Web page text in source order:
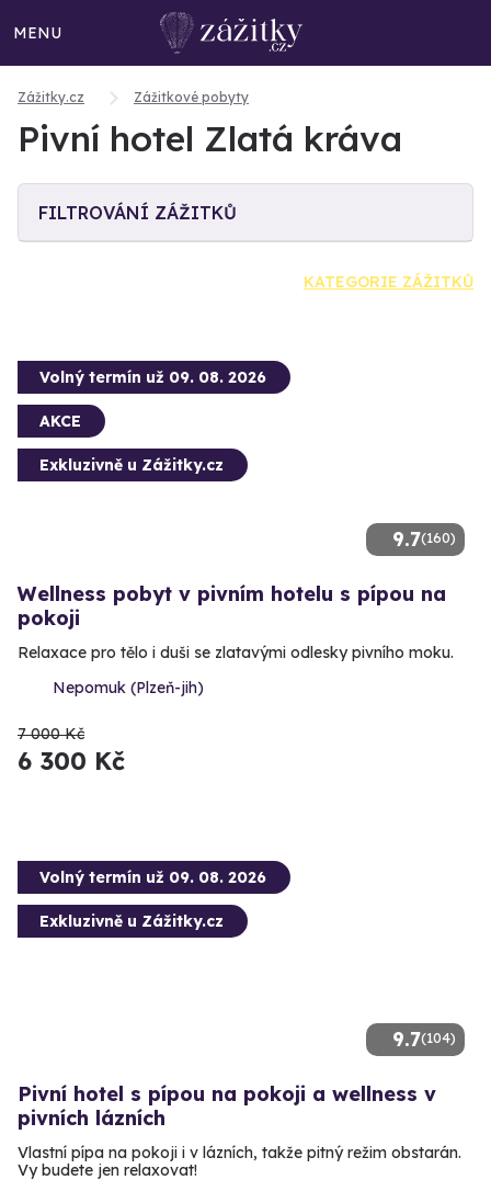
MENU
Zážitky.cz Zážitkové pobyty
Pivní hotel Zlatá kráva
FILTROVÁNÍ ZÁŽITKŮ
KATEGORIE ZÁŽITKŮ
9.7(160)
Volný termín už 09. 08. 2026
AKCE
Exkluzivně u Zážitky.cz
Wellness pobyt v pivním hotelu s pípou na
pokoji
Relaxace pro tělo i duši se zlatavými odlesky pivního moku.
Nepomuk (Plzeň-jih)
7 000 Kč
6 300 Kč
9.7(104)
Volný termín už 09. 08. 2026
Exkluzivně u Zážitky.cz
Pivní hotel s pípou na pokoji a wellness v
pivních lázních
Vlastní pípa na pokoji i v lázních, takže pitný režim obstarán.
Vy budete jen relaxovat!